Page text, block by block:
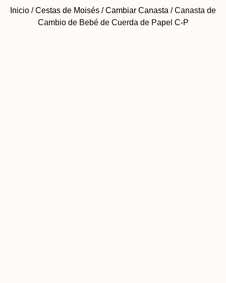
Inicio /Cestas de Moisés /Cambiar Canasta / Canasta de
Cambio de Bebé de Cuerda de Papel C-P